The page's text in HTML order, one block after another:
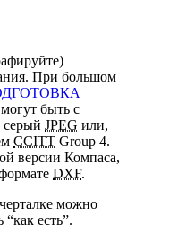
При большом
быть с
JPEG или,
CCITT Group 4.
версии Компаса,
DXF.
можно
есть”.